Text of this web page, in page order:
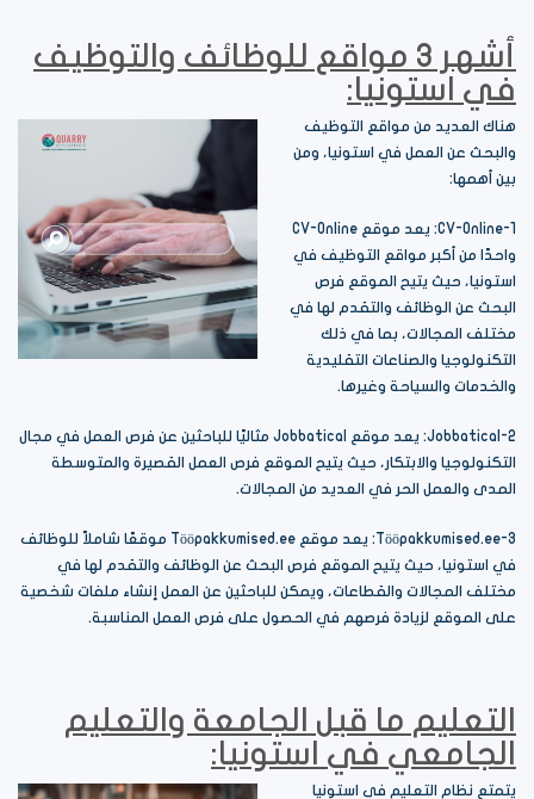
أشهر 3 مواقع للوظائف والتوظيف
في استونيا:
هناك العديد من مواقع التوظيف
والبحث عن العمل في استونيا، ومن
بين أهمها:
1-CV-Online: يعد موقع CV-Online
واحدًا من أكبر مواقع التوظيف في
استونيا، حيث يتيح الموقع فرص
البحث عن الوظائف والتقدم لها في
مختلف المجالات، بما في ذلك
التكنولوجيا والصناعات التقليدية
والخدمات والسياحة وغيرها.
2-Jobbatical: يعد موقع Jobbatical مثاليًا للباحثين عن فرص العمل في مجال
التكنولوجيا والابتكار، حيث يتيح الموقع فرص العمل القصيرة والمتوسطة
المدى والعمل الحر في العديد من المجالات.
3-Tööpakkumised.ee: يعد موقع Tööpakkumised.ee موقعًا شاملاً للوظائف
في استونيا، حيث يتيح الموقع فرص البحث عن الوظائف والتقدم لها في
مختلف المجالات والقطاعات، ويمكن للباحثين عن العمل إنشاء ملفات شخصية
على الموقع لزيادة فرصهم في الحصول على فرص العمل المناسبة.
التعليم ما قبل الجامعة والتعليم
الجامعي في استونيا:
يتمتع نظام التعليم في استونيا